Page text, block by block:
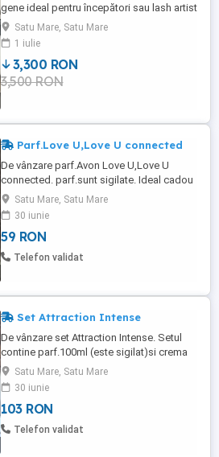
gene ideal pentru începători sau lash artist
Se vinde tot ce ai nevoie pentru a începe
imediat fără investiții suplimentare Masă
profesională pentru gene Saltea (confort
maxim pentru cliente) Lampă LED (lumină
perfectă pentru precizie) Scaun ...
Satu Mare, Satu Mare
1 iulie
3,300 RON
3,500 RON
Parf.Love U,Love U connected
De vânzare parf.Avon Love U,Love U
connected. parf.sunt sigilate. Ideal cadou
de Mos de Craciun de zi de naștere.
Satu Mare, Satu Mare
30 iunie
59 RON
Telefon validat
Set Attraction Intense
De vânzare set Attraction Intense. Setul
contine parf.100ml (este sigilat)si crema
de maini. Foarte bun cadou de Mos de
Craciun de zi de naștere.
Satu Mare, Satu Mare
30 iunie
103 RON
Telefon validat